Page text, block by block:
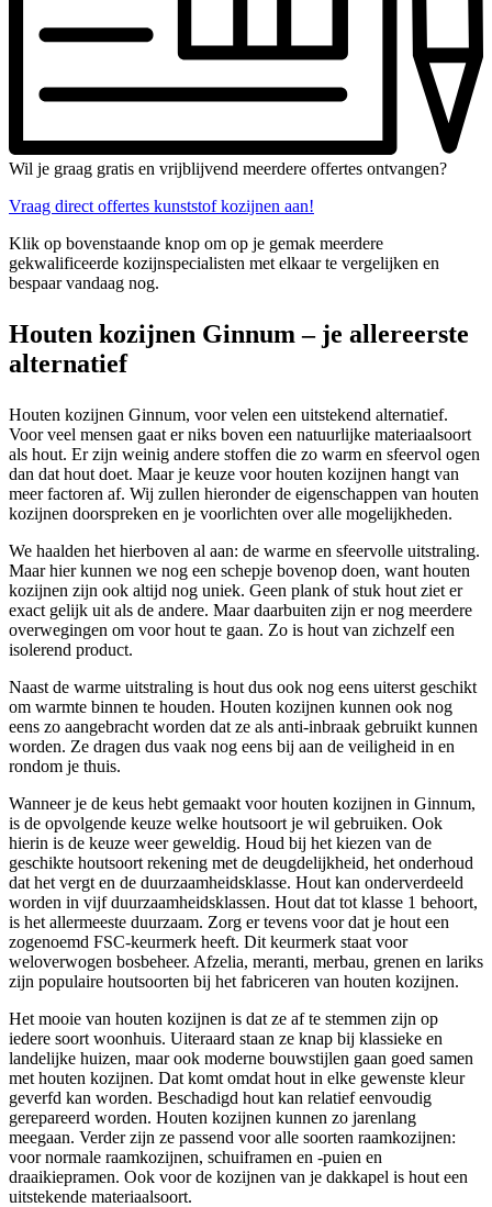
Wil je graag gratis en vrijblijvend meerdere offertes ontvangen?
Vraag direct offertes kunststof kozijnen aan!
Klik op bovenstaande knop om op je gemak meerdere
gekwalificeerde kozijnspecialisten met elkaar te vergelijken en
bespaar vandaag nog.
Houten kozijnen Ginnum – je allereerste
alternatief
Houten kozijnen Ginnum, voor velen een uitstekend alternatief.
Voor veel mensen gaat er niks boven een natuurlijke materiaalsoort
als hout. Er zijn weinig andere stoffen die zo warm en sfeervol ogen
dan dat hout doet. Maar je keuze voor houten kozijnen hangt van
meer factoren af. Wij zullen hieronder de eigenschappen van houten
kozijnen doorspreken en je voorlichten over alle mogelijkheden.
We haalden het hierboven al aan: de warme en sfeervolle uitstraling.
Maar hier kunnen we nog een schepje bovenop doen, want houten
kozijnen zijn ook altijd nog uniek. Geen plank of stuk hout ziet er
exact gelijk uit als de andere. Maar daarbuiten zijn er nog meerdere
overwegingen om voor hout te gaan. Zo is hout van zichzelf een
isolerend product.
Naast de warme uitstraling is hout dus ook nog eens uiterst geschikt
om warmte binnen te houden. Houten kozijnen kunnen ook nog
eens zo aangebracht worden dat ze als anti-inbraak gebruikt kunnen
worden. Ze dragen dus vaak nog eens bij aan de veiligheid in en
rondom je thuis.
Wanneer je de keus hebt gemaakt voor houten kozijnen in Ginnum,
is de opvolgende keuze welke houtsoort je wil gebruiken. Ook
hierin is de keuze weer geweldig. Houd bij het kiezen van de
geschikte houtsoort rekening met de deugdelijkheid, het onderhoud
dat het vergt en de duurzaamheidsklasse. Hout kan onderverdeeld
worden in vijf duurzaamheidsklassen. Hout dat tot klasse 1 behoort,
is het allermeeste duurzaam. Zorg er tevens voor dat je hout een
zogenoemd FSC-keurmerk heeft. Dit keurmerk staat voor
weloverwogen bosbeheer. Afzelia, meranti, merbau, grenen en lariks
zijn populaire houtsoorten bij het fabriceren van houten kozijnen.
Het mooie van houten kozijnen is dat ze af te stemmen zijn op
iedere soort woonhuis. Uiteraard staan ze knap bij klassieke en
landelijke huizen, maar ook moderne bouwstijlen gaan goed samen
met houten kozijnen. Dat komt omdat hout in elke gewenste kleur
geverfd kan worden. Beschadigd hout kan relatief eenvoudig
gerepareerd worden. Houten kozijnen kunnen zo jarenlang
meegaan. Verder zijn ze passend voor alle soorten raamkozijnen:
voor normale raamkozijnen, schuiframen en -puien en
draaikiepramen. Ook voor de kozijnen van je dakkapel is hout een
uitstekende materiaalsoort.